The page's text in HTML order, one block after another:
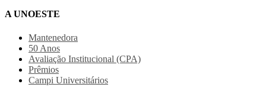
A UNOESTE
Mantenedora
50 Anos
Avaliação Institucional (CPA)
Prêmios
Campi Universitários